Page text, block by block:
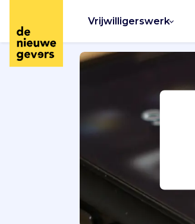
Vrijwilligerswerk